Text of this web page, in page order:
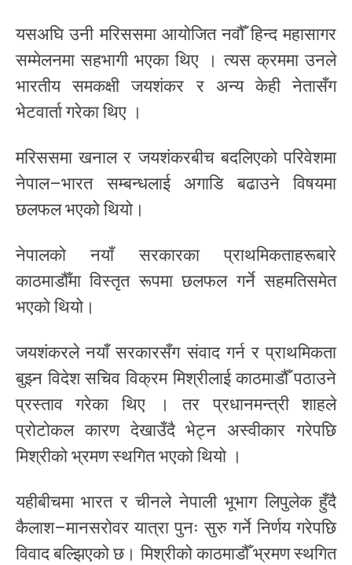
यसअघि उनी मरिससमा आयोजित नवौँ हिन्द महासागर
सम्मेलनमा सहभागी भएका थिए । त्यस क्रममा उनले
भारतीय समकक्षी जयशंकर र अन्य केही नेतासँग
भेटवार्ता गरेका थिए ।
मरिससमा खनाल र जयशंकरबीच बदलिएको परिवेशमा
नेपाल–भारत सम्बन्धलाई अगाडि बढाउने विषयमा
छलफल भएको थियो।
नेपालको नयाँ सरकारका प्राथमिकताहरूबारे
काठमाडौँमा विस्तृत रूपमा छलफल गर्ने सहमतिसमेत
भएको थियो।
जयशंकरले नयाँ सरकारसँग संवाद गर्न र प्राथमिकता
बुझ्न विदेश सचिव विक्रम मिश्रीलाई काठमाडौँ पठाउने
प्रस्ताव गरेका थिए । तर प्रधानमन्त्री शाहले
प्रोटोकल कारण देखाउँदै भेट्न अस्वीकार गरेपछि
मिश्रीको भ्रमण स्थगित भएको थियो ।
यहीबीचमा भारत र चीनले नेपाली भूभाग लिपुलेक हुँदै
कैलाश–मानसरोवर यात्रा पुनः सुरु गर्ने निर्णय गरेपछि
विवाद बल्झिएको छ। मिश्रीको काठमाडौँ भ्रमण स्थगित